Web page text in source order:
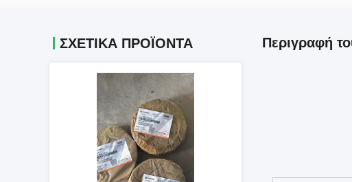
ΣΧΕΤΙΚΑ ΠΡΟΪΟΝΤΑ Περιγραφή